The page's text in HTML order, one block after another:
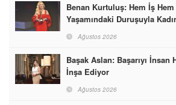
Benan Kurtuluş: Hem İş
Yaşamındaki Duruşuyla
Ağustos 2026
Başak Aslan: Başarıyı İnsan
İnşa Ediyor
Ağustos 2026